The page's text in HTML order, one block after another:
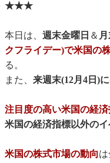
★★★
本日は、 週末金曜日 ＆
クフライデー)で米国の
る。
また、 来週末(12月4日)
注目度の高い米国の経
米国の経済指標以外のイ
米国の株式市場の動向